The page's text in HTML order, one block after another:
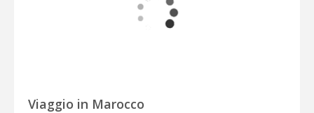
Viaggio in Marocco